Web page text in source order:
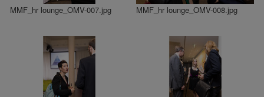
MMF_hr lounge_OMV-007.jpg MMF_hr lounge_OMV-008.jpg